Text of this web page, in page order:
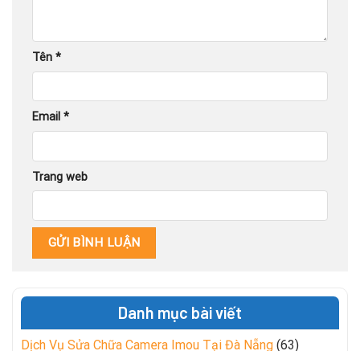
Tên *
Email *
Trang web
Danh mục bài viết
Dịch Vụ Sửa Chữa Camera Imou Tại Đà Nẵng (63)